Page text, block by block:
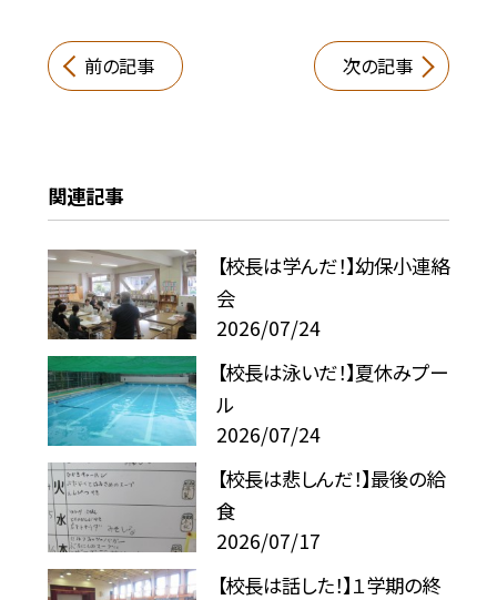
前の記事 次の記事
関連記事
【校長は学んだ！】幼保小連絡
会
2026/07/24
【校長は泳いだ！】夏休みプー
ル
2026/07/24
【校長は悲しんだ！】最後の給
食
2026/07/17
【校長は話した！】１学期の終